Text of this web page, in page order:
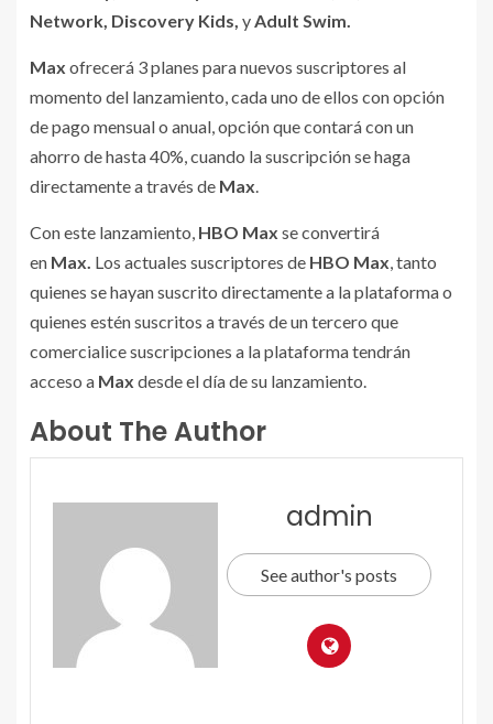
Network, Discovery Kids, yAdult Swim.
Max ofrecerá 3 planes para nuevos suscriptores al
momento del lanzamiento, cada uno de ellos con opción
de pago mensual o anual, opción que contará con un
ahorro de hasta 40%, cuando la suscripción se haga
directamente a través de Max.
Con este lanzamiento, HBO Max se convertirá
en Max. Los actuales suscriptores de HBO Max, tanto
quienes se hayan suscrito directamente a la plataforma o
quienes estén suscritos a través de un tercero que
comercialice suscripciones a la plataforma tendrán
acceso a Max desde el día de su lanzamiento.
About The Author
admin
See author's posts